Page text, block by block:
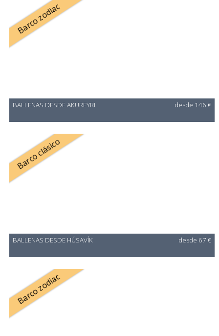
Barco zodiac
BALLENAS DESDE AKUREYRI desde 146 €
Barco clásico
BALLENAS DESDE HÚSAVÍK desde 67 €
Barco zodiac